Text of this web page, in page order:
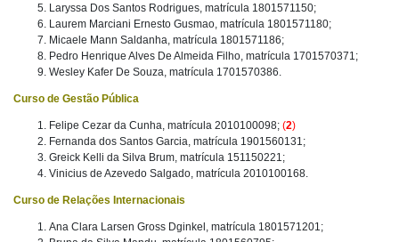
Laryssa Dos Santos Rodrigues, matrícula 1801571150;
Laurem Marciani Ernesto Gusmao, matrícula 1801571180;
Micaele Mann Saldanha, matrícula 1801571186;
Pedro Henrique Alves De Almeida Filho, matrícula 1701570371;
Wesley Kafer De Souza, matrícula 1701570386.
Curso de Gestão Pública
Felipe Cezar da Cunha, matrícula 2010100098; (2)
Fernanda dos Santos Garcia, matrícula 1901560131;
Greick Kelli da Silva Brum, matrícula 151150221;
Vinicius de Azevedo Salgado, matrícula 2010100168.
Curso de Relações Internacionais
Ana Clara Larsen Gross Dginkel, matrícula 1801571201;